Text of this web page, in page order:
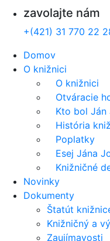
zavolajte nám
+(421) 31 770 22
Domov
O knižnici
O knižnici
Otváracie
Kto bol Ján
História
Poplatky
Esej Jána
Knižničné
Novinky
Dokumenty
Štatút
Knižničný a
Zaujímavosti